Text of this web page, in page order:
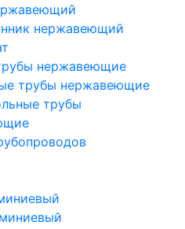
нержавеющий
нержавеющие
трубы нержавеющие
трубы